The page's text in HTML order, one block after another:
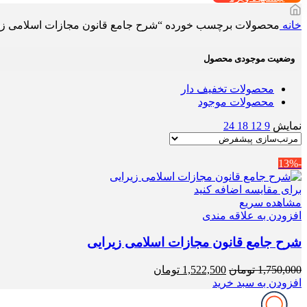
خانه محصولات برچسب خورده “شرح جامع قانون مجازات اسلامی
وضعیت موجودی محصول
محصولات تخفیف دار
محصولات موجود
نمایش 9
12
18
24
-13%
برای مقایسه اضافه کنید
مشاهده سریع
افزودن به علاقه مندی
شرح جامع قانون مجازات اسلامی زیرایی
1,750,000 تومان قیمت
اصلی
1,522,500 تومان
افزودن به سبد خرید